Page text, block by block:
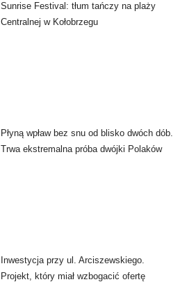
Sunrise Festival: tłum tańczy na plaży
Centralnej w Kołobrzegu
Płyną wpław bez snu od blisko dwóch dób.
Trwa ekstremalna próba dwójki Polaków
Inwestycja przy ul. Arciszewskiego.
Projekt, który miał wzbogacić ofertę